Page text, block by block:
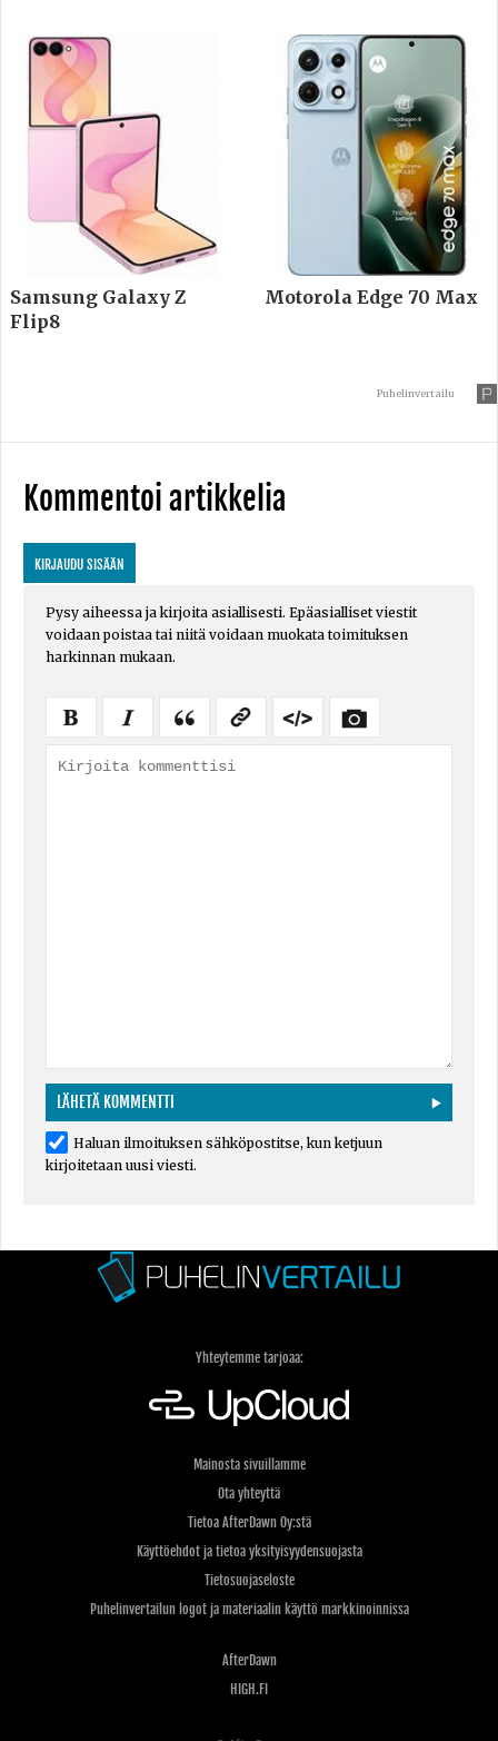
Samsung Galaxy Z
Flip8
Motorola Edge 70 Max
Puhelinvertailu
Kommentoi artikkelia
KIRJAUDU SISÄÄN
Pysy aiheessa ja kirjoita asiallisesti. Epäasialliset viestit
voidaan poistaa tai niitä voidaan muokata toimituksen
harkinnan mukaan.
Haluan ilmoituksen sähköpostitse, kun ketjuun
kirjoitetaan uusi viesti.
Yhteytemme tarjoaa:
Mainosta sivuillamme
Ota yhteyttä
Tietoa AfterDawn Oy:stä
Käyttöehdot ja tietoa yksityisyydensuojasta
Tietosuojaseloste
Puhelinvertailun logot ja materiaalin käyttö markkinoinnissa
AfterDawn
HIGH.FI